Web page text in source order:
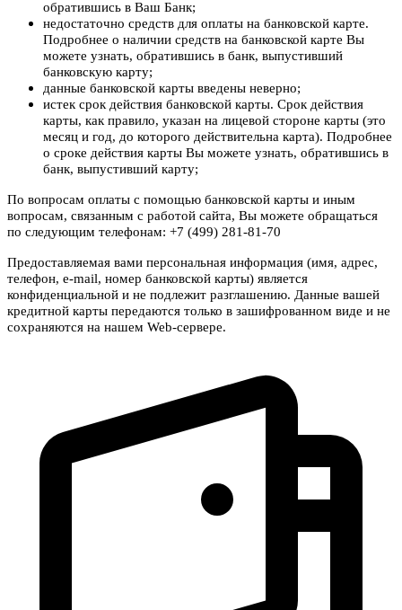
обратившись в Ваш Банк;
недостаточно средств для оплаты на банковской карте.
Подробнее о наличии средств на банковской карте Вы
можете узнать, обратившись в банк, выпустивший
банковскую карту;
данные банковской карты введены неверно;
истек срок действия банковской карты. Срок действия
карты, как правило, указан на лицевой стороне карты (это
месяц и год, до которого действительна карта). Подробнее
о сроке действия карты Вы можете узнать, обратившись в
банк, выпустивший карту;
По вопросам оплаты с помощью банковской карты и иным
вопросам, связанным с работой сайта, Вы можете обращаться
по следующим телефонам: +7 (499) 281-81-70
Предоставляемая вами персональная информация (имя, адрес,
телефон, e-mail, номер банковской карты) является
конфиденциальной и не подлежит разглашению. Данные вашей
кредитной карты передаются только в зашифрованном виде и не
сохраняются на нашем Web-сервере.